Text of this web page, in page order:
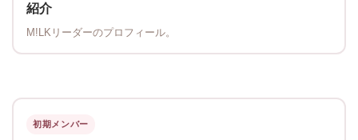
紹介
M!LKリーダーのプロフィール。
初期メンバー